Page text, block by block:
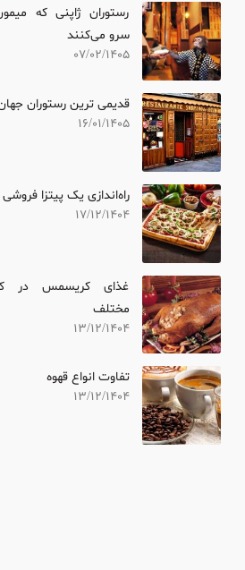
رستوران ژاپنی که
سرو می‌کنند
07/02/1405
قدیمی ترین رستوران
16/01/1405
راه‌اندازی یک پیتزا
17/12/1404
غذای کریسمس در
مختلف
13/12/1404
تفاوت انواع قهوه
13/12/1404